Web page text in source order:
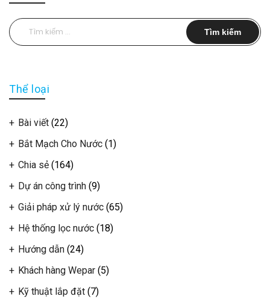
Tìm
kiếm
Thể loại
Bài viết (22)
Bắt Mạch Cho Nước (1)
Chia sẻ (164)
Dự án công trình (9)
Giải pháp xử lý nước (65)
Hệ thống lọc nước (18)
Hướng dẫn (24)
Khách hàng Wepar (5)
Kỹ thuật lắp đặt (7)